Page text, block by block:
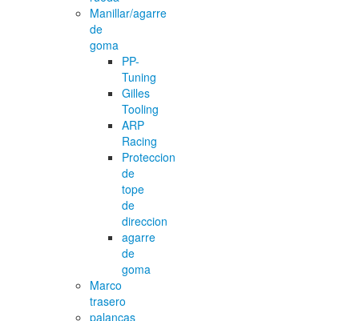
Manillar/agarre
de
goma
PP-
Tuning
Gilles
Tooling
ARP
Racing
Proteccion
de
tope
de
direccion
agarre
de
goma
Marco
trasero
palancas